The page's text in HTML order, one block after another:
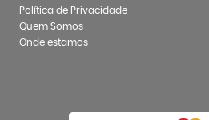
Política de Privacidade
Quem Somos
Onde estamos